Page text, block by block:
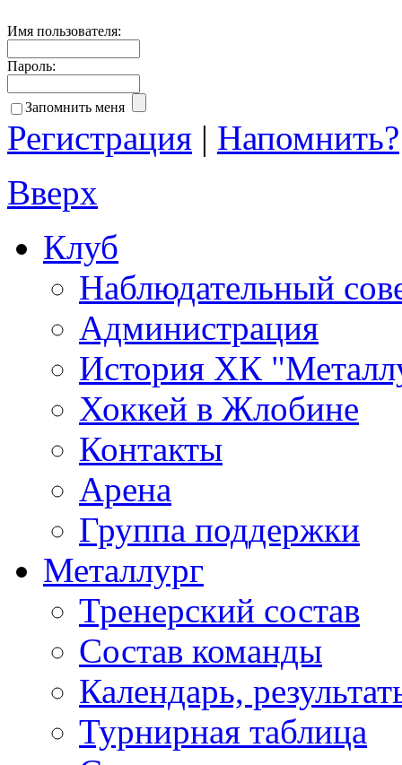
Имя пользователя:
Пароль:
Запомнить меня
Регистрация | Напомнить?
Вверх
Клуб
Наблюдательный
Администрация
История ХК
Хоккей в Жлобине
Контакты
Арена
Группа поддержки
Металлург
Тренерский состав
Состав команды
Календарь,
Турнирная таблица